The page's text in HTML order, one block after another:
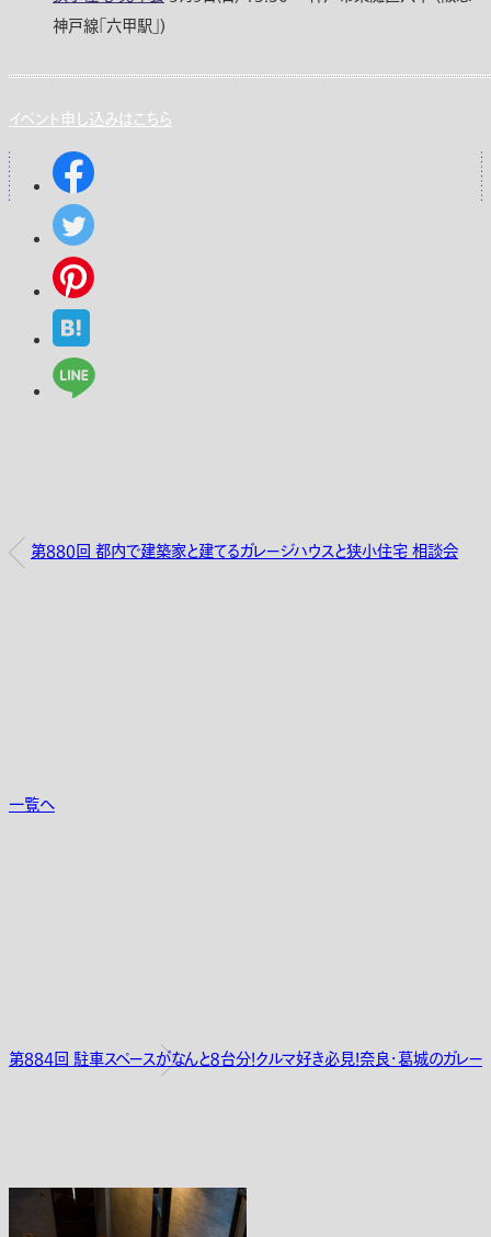
神戸線｢六甲駅｣)
イベント申し込みはこちら
第880回 都内で建築家と建てるガレージハウスと狭小住宅 相談会
一覧へ
第884回 駐車スペースがなんと８台分！クルマ好き必見！奈良・葛城のガレ